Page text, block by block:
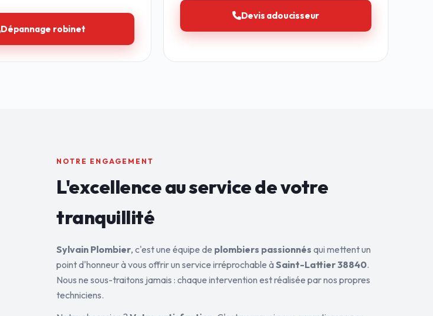
Dépannage robinet
Devis adoucisseur
NOTRE ENGAGEMENT
L'excellence au service devotre
tranquillité
Sylvain Plombier, c'est une équipe de plombiers passionnés qui mettent un
point d'honneur à vous offrir un service irréprochable àSaint-Lattier 38840.
Nous ne sous-traitons jamais : chaque intervention est réalisée par nos propres
techniciens.